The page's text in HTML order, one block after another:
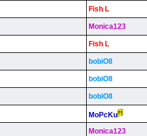
Fish L
Monica123
Fish L
bobiO8
bobiO8
bobiO8
MoPcKu
Monica123